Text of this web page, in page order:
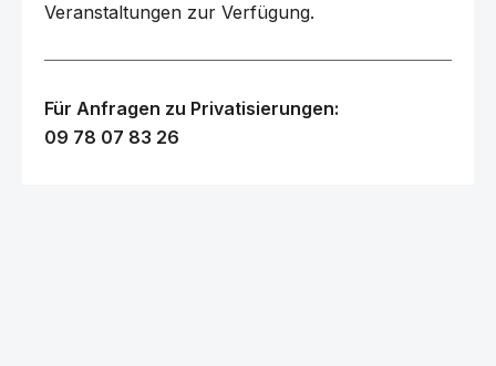
Veranstaltungen zur Verfügung.
Für Anfragen zu Privatisierungen:
09 78 07 83 26